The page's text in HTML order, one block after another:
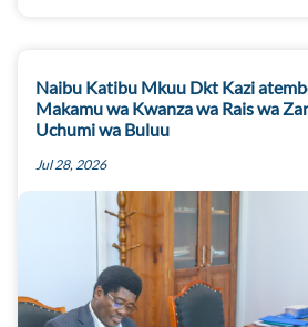
Naibu Katibu Mkuu Dkt Kazi
Makamu wa Kwanza wa Rais wa
Uchumi wa Buluu
Jul 28, 2026